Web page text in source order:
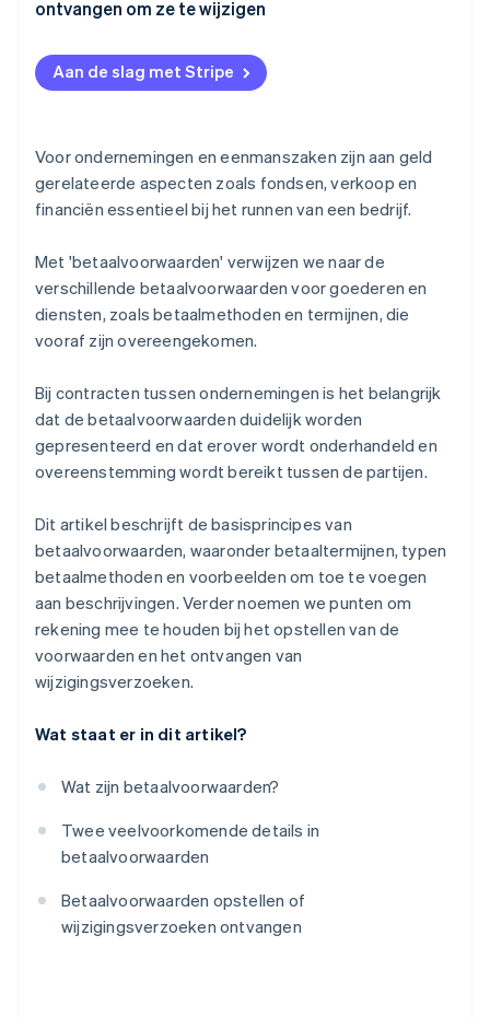
Bankoverschrijving naar genoemde bankrekening
Concept of cheque
Transacties zonder contant geld
ontvangen om ze te wijzigen
Kosten voor bankoverschrijvingen
Voorbeelden van betaalvoorwaarden die je aan een
Wanneer een zakenpartner een wijziging van de
betaalvoorwaarden aanvraagt
Aan de slag met Stripe
Voor ondernemingen en eenmanszaken zijn aan geld
gerelateerde aspecten zoals fondsen, verkoop en
financiën essentieel bij het runnen van een bedrijf.
Met 'betaalvoorwaarden' verwijzen we naar de
verschillende betaalvoorwaarden voor goederen en
diensten, zoals betaalmethoden en termijnen, die
vooraf zijn overeengekomen.
Bij contracten tussen ondernemingen is het belangrijk
dat de betaalvoorwaarden duidelijk worden
gepresenteerd en dat erover wordt onderhandeld en
overeenstemming wordt bereikt tussen de partijen.
Dit artikel beschrijft de basisprincipes van
betaalvoorwaarden, waaronder betaaltermijnen, typen
betaalmethoden en voorbeelden om toe te voegen
aan beschrijvingen. Verder noemen we punten om
rekening mee te houden bij het opstellen van de
voorwaarden en het ontvangen van
wijzigingsverzoeken.
Wat staat er in dit artikel?
Wat zijn betaalvoorwaarden?
Twee veelvoorkomende details in
betaalvoorwaarden
Betaalvoorwaarden opstellen of
wijzigingsverzoeken ontvangen